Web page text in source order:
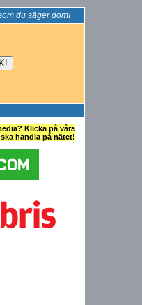
du säger dom!
Klicka på våra
handla på nätet!